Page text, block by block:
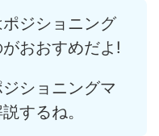
ジショニング
おおすめだよ!
ショニングマ
するね。